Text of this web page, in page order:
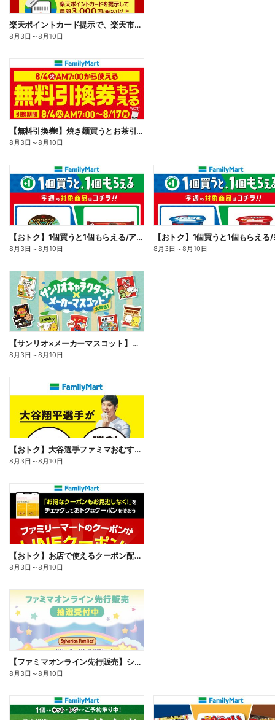
楽天ポイントカード提示で、楽天市場でのお買い物がおトクに!
8月3日 ～8月10日
【無料引換券!】焼き麺買うとお茶引換券貰える!
8月3日 ～8月10日
【おトク】1個買うと1個もらえる/アイス
8月3日 ～8月10日 8月3日 ～8月10日
【サンリオ×メーカーマスコット】オリジナルグッズ貰える!
8月3日 ～8月10日
【おトク】大谷選手ファミマおむすび割
8月3日 ～8月10日
【おトク】お店で使えるクーポン配信中
8月3日 ～8月10日
【ファミマオンライン先行販売】シルバニアファミリー
8月3日 ～8月10日